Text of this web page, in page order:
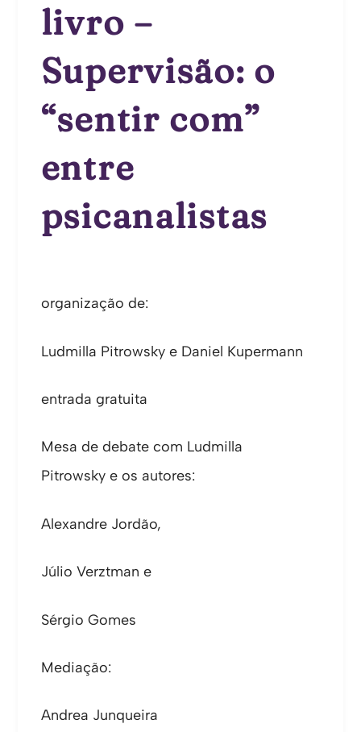
livro –
Supervisão: o
“sentir com”
entre
psicanalistas
organização de:
Ludmilla Pitrowsky e Daniel Kupermann
entrada gratuita
Mesa de debate com Ludmilla
Pitrowsky e os autores:
Alexandre Jordão,
Júlio Verztman e
Sérgio Gomes
Mediação:
Andrea Junqueira